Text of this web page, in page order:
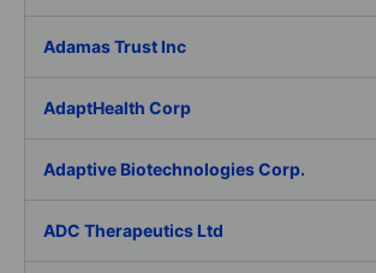
Adamas Trust Inc
AdaptHealth Corp
Adaptive Biotechnologies Corp.
ADC Therapeutics Ltd